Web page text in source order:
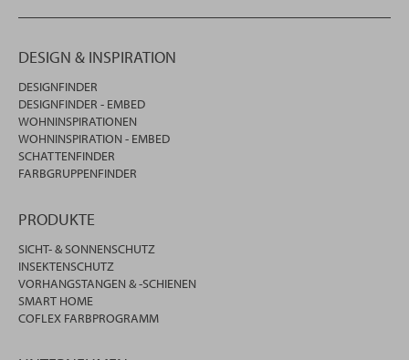
DESIGN & INSPIRATION
DESIGNFINDER
DESIGNFINDER - EMBED
WOHNINSPIRATIONEN
WOHNINSPIRATION - EMBED
SCHATTENFINDER
FARBGRUPPENFINDER
PRODUKTE
SICHT- & SONNENSCHUTZ
INSEKTENSCHUTZ
VORHANGSTANGEN & -SCHIENEN
SMART HOME
COFLEX FARBPROGRAMM